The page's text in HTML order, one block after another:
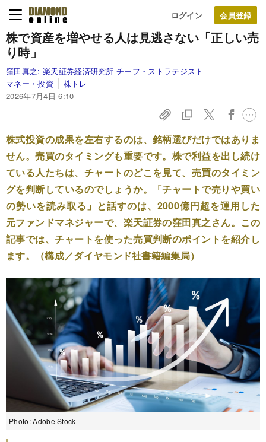
ログイン
株で資産を増やせる人は見逃さない「正しい売
り時」
窪田真之: 楽天証券経済研究所 チーフ・ストラテジスト
マネー・投資
株トレ
2026年7月4日 6:10
株式投資の成果を左右するのは、銘柄選びだけではありま
せん。売買のタイミングも重要です。株で利益を出し続け
ている人たちは、チャートのどこを見て、売買のタイミン
グを判断しているのでしょうか。「チャートで売りや買い
の勢いを読み取る」と話すのは、2000億円超を運用した
元ファンドマネジャーで、楽天証券の窪田真之さん。この
記事では、チャートを使った売買判断のポイントを紹介し
ます。（構成／ダイヤモンド社書籍編集局）
Photo: Adobe Stock